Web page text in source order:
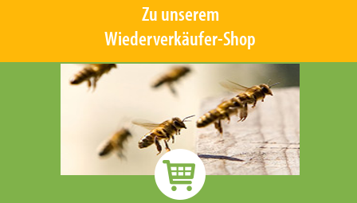
Zu unserem
Wiederverkäufer-Shop